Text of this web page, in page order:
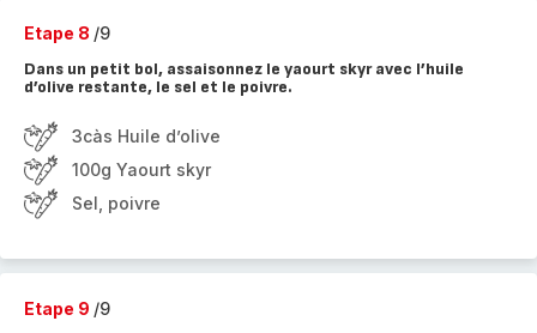
Etape 8 /9
Dans un petit bol, assaisonnez le yaourt skyr avec l’huile
d’olive restante, le sel et le poivre.
3càs Huile d’olive
100g Yaourt skyr
Sel, poivre
Etape 9 /9